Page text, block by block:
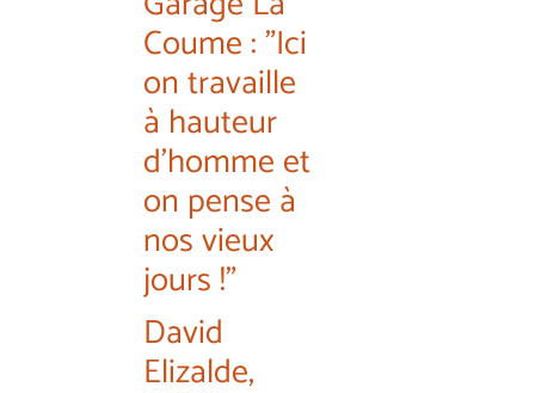
Coume : "Ici
on travaille
à hauteur
d'homme et
on pense à
nos vieux
jours !"
David
Elizalde,